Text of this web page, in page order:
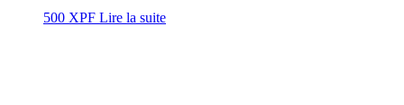
500 XPF Lire la suite